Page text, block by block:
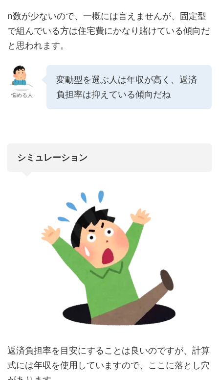
n数が少ないので、一概には言えませんが、固定型
で組んでいる方は住宅費にかなり賭けている傾向だ
と思われます。
悩める人
変動型を選ぶ人は年収が高く、返済
負担率は抑えている傾向だね
シミュレーション
返済負担率を目安にすることは良いのですが、計算
式には年収を使用していますので、ここに落とし穴